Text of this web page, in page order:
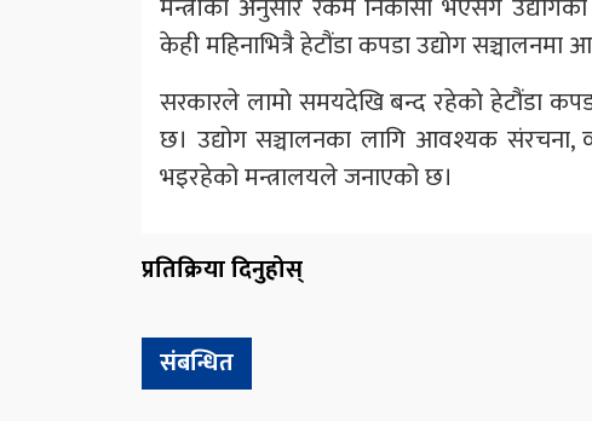
केही महिनाभित्रै हेटौंडा कपडा उद्योग सञ्चालनमा
सरकारले लामो समयदेखि बन्द रहेको हेटौंडा
छ। उद्योग सञ्चालनका लागि आवश्यक संरचना,
भइरहेको मन्त्रालयले जनाएको छ।
प्रतिक्रिया दिनुहोस्
संबन्धित